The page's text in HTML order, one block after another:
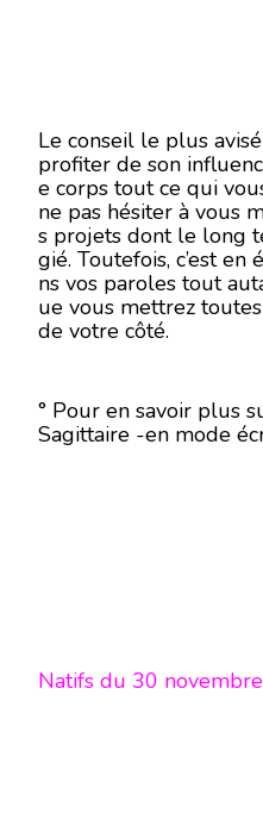
Le conseil le plus
profiter de son
e corps tout ce qui
ne pas hésiter à vous
s projets dont le long
gié. Toutefois, c’est
ns vos paroles tout
ue vous mettrez
de votre côté.
° Pour en savoir plus
Sagittaire -en mode
Natifs du 30